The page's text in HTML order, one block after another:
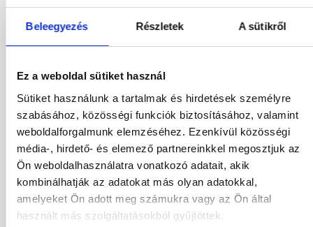
Beleegyezés Részletek A sütikről
Ez a weboldal sütiket használ
Sütiket használunk a tartalmak és hirdetések személyre
szabásához, közösségi funkciók biztosításához, valamint
weboldalforgalmunk elemzéséhez. Ezenkívül közösségi
média-, hirdető- és elemező partnereinkkel megosztjuk az
Ön weboldalhasználatra vonatkozó adatait, akik
kombinálhatják az adatokat más olyan adatokkal,
amelyeket Ön adott meg számukra vagy az Ön által
használt más szolgáltatásokból gyűjtöttek.
Ultra All Inclusive
510 070HUF
2Felnőttek,0 Gyermekek Kiválasztás
05.10.2026- 14.10.2026(9 Éjszaka)
BudapestJáratinformációk
ECO DOUBLE ROOM
Ultra All Inclusive
612 008HUF
2Felnőttek,0 Gyermekek Kiválasztás